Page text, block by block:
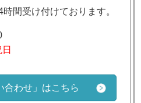
間受け付けております。
合わせ」はこちら